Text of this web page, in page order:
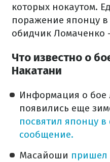
которых нокаутом.
поражение японцу в
обидчик Ломаченко
Что известно о
Накатани
Информация о бое
появились еще
посвятил японцу в
сообщение.
Масайоши пришел